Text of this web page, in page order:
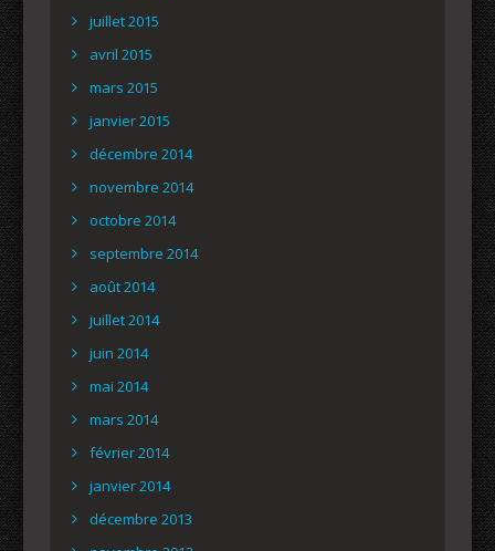
juillet 2015
avril 2015
mars 2015
janvier 2015
décembre 2014
novembre 2014
octobre 2014
septembre 2014
août 2014
juillet 2014
juin 2014
mai 2014
mars 2014
février 2014
janvier 2014
décembre 2013